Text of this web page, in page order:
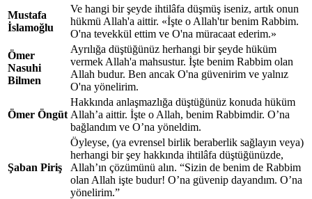
Mustafa
İslamoğlu
Ve hangi bir şeyde ihtilâfa düşmüş iseniz, artık onun
hükmü Allah'a aittir. «İşte o Allah'tır benim Rabbim.
O'na tevekkül ettim ve O'na müracaat ederim.»
Ömer
Nasuhi
Bilmen
Ayrılığa düştüğünüz herhangi bir şeyde hüküm
vermek Allah'a mahsustur. İşte benim Rabbim olan
Allah budur. Ben ancak O'na güvenirim ve yalnız
O'na yönelirim.
Ömer Öngüt
Hakkında anlaşmazlığa düştüğünüz konuda hüküm
Allah’a aittir. İşte o Allah, benim Rabbimdir. O’na
bağlandım ve O’na yöneldim.
Şaban Piriş
Öyleyse, (ya evrensel birlik beraberlik sağlayın veya)
herhangi bir şey hakkında ihtilâfa düştüğünüzde,
Allah’ın çözümünü alın. “Sizin de benim de Rabbim
olan Allah işte budur! O’na güvenip dayandım. O’na
yönelirim.”